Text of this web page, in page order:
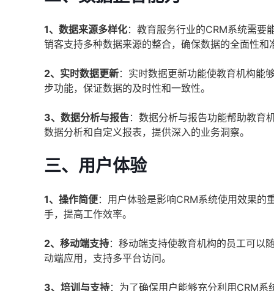
1、数据来源多样化：教育服务行业的CRM系统需要
销客支持多种数据来源的整合，确保数据的全面性和
2、实时数据更新：实时数据更新功能使教育机构能
步功能，保证数据的及时性和一致性。
3、数据分析与报告：数据分析与报告功能帮助教育
数据分析和自定义报表，提供深入的业务洞察。
三、用户体验
1、操作简便：用户体验是影响CRM系统使用效果
手，提高工作效率。
2、移动端支持：移动端支持使教育机构的员工可以
动端应用，支持多平台访问。
3、培训与支持：为了确保用户能够充分利用CRM